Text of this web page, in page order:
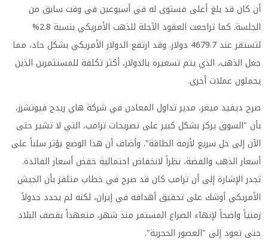
أن كان قد بلغ أعلى مستوى له في أسبوعين في وقت سابق من
الجلسة. كما تراجعت العقود الآجلة للذهب الأمريكي بنسبة 2.8%
لتستقر عند 4679.7 دولار. وقد ارتفع الدولار الأمريكي بشكل حاد، مما
جعل الذهب، الذي يتم تسعيره بالدولار، أكثر تكلفة للمستثمرين الذين
يحملون عملات أخرى.
صرح ديفيد ميغر، مدير تداول المعادن في شركة هاي ريدج فيوتشرز،
بأن "السوق يركز بشكل كبير على تصريحات ترامب، التي لا تشير حتى
الآن إلى حل سريع لأزمة الطاقة". وأضاف أن هذا الوضع يؤثر سلباً على
أسعار الذهب والفضة، نظراً لانخفاض احتمالية خفض أسعار الفائدة.
تجدر الإشارة إلى أن ترامب كان قد صرح في خطاب متلفز بأن الجيش
الأمريكي أوشك على تحقيق أهدافه في إيران، لكنه لم يحدد جدولاً
زمنياً واضحاً لإنهاء الصراع المستمر منذ شهر، متعهداً بقصف البلاد
حتى تعود إلى "العصور الحجرية".